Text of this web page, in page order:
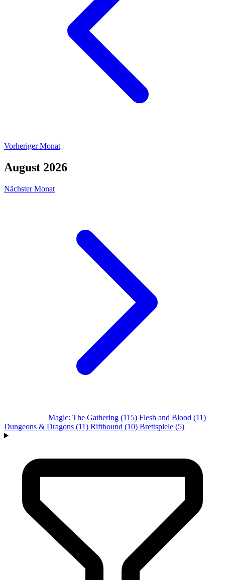
Vorheriger Monat
August 2026
Nächster Monat
Magic: The Gathering (115) Flesh and Blood (11)
Dungeons & Dragons (11) Riftbound (10) Brettspiele (5)